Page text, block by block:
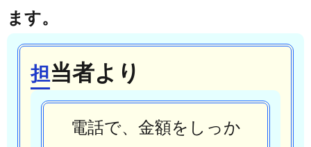
ます。
担当者より
電話で、金額をしっか